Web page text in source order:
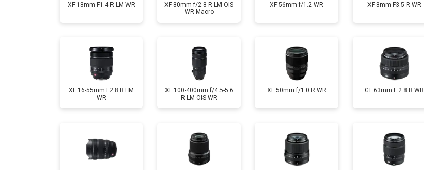
XF 18mm F1.4 R LM WR
XF 80mm f/2.8 R LM OIS
WR Macro
XF 56mm f/1.2 WR XF 8mm F3.5 R WR
XF 16-55mm F2.8 R LM
WR
XF 100-400mm f/4.5-5.6
R LM OIS WR
XF 50mm f/1.0 R WR GF 63mm F 2.8 R WR